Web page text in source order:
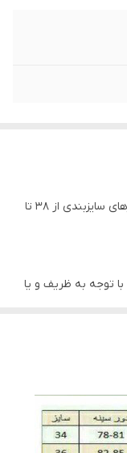
لباس مجلسی در چند رنگ متفاوت و زیبا با سایزهای سایزبندی از 38 تا
توجه به ظریف و یا
است در هوای آزاد
نور خوشید این
ها باید نکاتی را
اطمینان حاصل کنید،